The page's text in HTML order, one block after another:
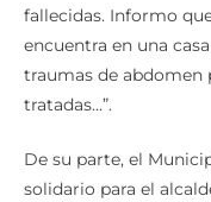
encuentra en una
traumas de abdomen
tratadas…”.
solidario para el
familia del chofer